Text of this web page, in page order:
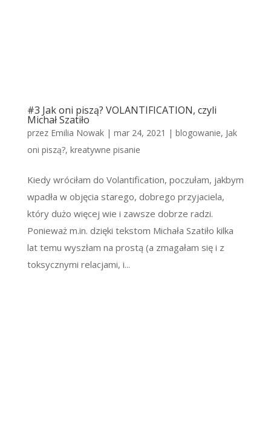
#3 Jak oni piszą? VOLANTIFICATION, czyli
Michał Szatiło
przez Emilia Nowak| mar 24, 2021 | blogowanie, Jak
oni piszą?, kreatywne pisanie
Kiedy wróciłam do Volantification, poczułam, jakbym
wpadła w objęcia starego, dobrego przyjaciela,
który dużo więcej wie i zawsze dobrze radzi.
Ponieważ m.in. dzięki tekstom Michała Szatiło kilka
lat temu wyszłam na prostą (a zmagałam się i z
toksycznymi relacjami, i...